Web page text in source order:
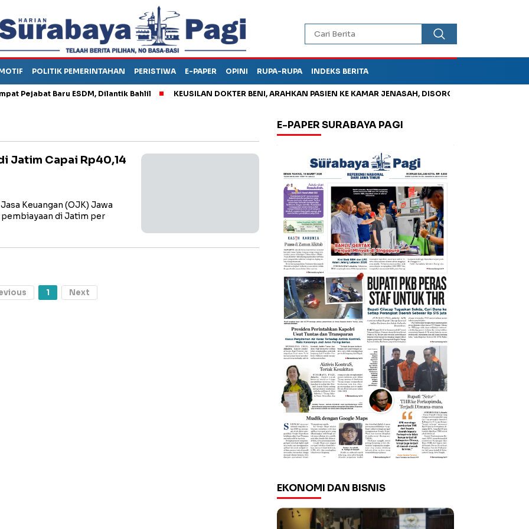
POLITIK PEMERINTAHAN PERISTIWA E-PAPER OPINI RUPA-RUPA INDEKS BERITA
Baru ESDM, Dilantik Bahlil KEUSILAN DOKTER BENI, ARAHKAN PASIEN KE KAMAR JENASAH, DISOROT
Jatim Capai Rp40,14
Keuangan (OJK) Jawa
di Jatim per
1 Next
E-PAPER SURABAYA PAGI
EKONOMI DAN BISNIS